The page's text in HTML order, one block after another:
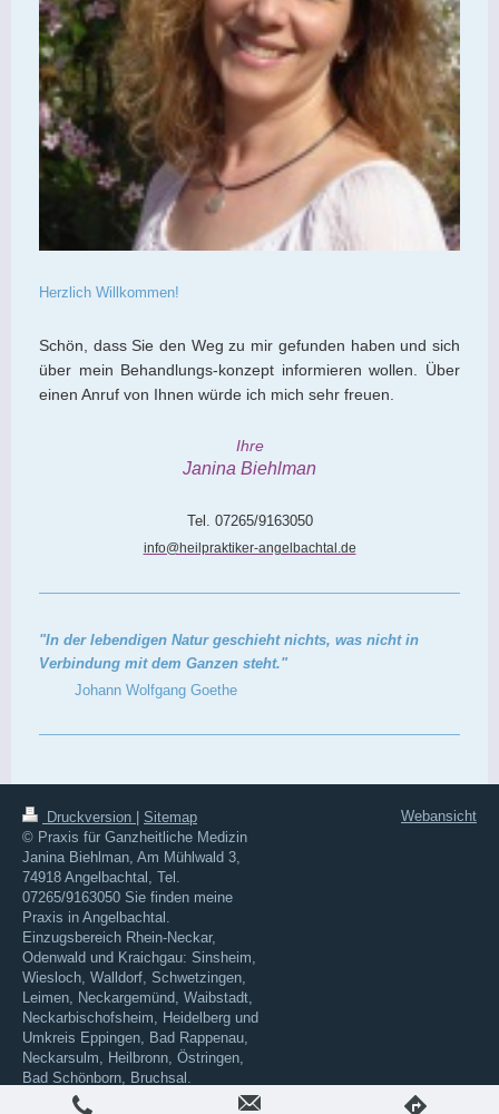
Herzlich Willkommen!
Schön, dass Sie den Weg zu mir gefunden haben und sich
über mein Behandlungs-konzept informieren wollen. Über
einen Anruf von Ihnen würde ich mich sehr freuen.
Ihre
Janina Biehlman
Tel. 07265/9163050
info@heilpraktiker-angelbachtal.de
"In der lebendigen Natur geschieht nichts, was nicht in
Verbindung mit dem Ganzen steht."
Johann Wolfgang Goethe
Druckversion | Sitemap
© Praxis für Ganzheitliche Medizin
Janina Biehlman, Am Mühlwald 3,
74918 Angelbachtal, Tel.
07265/9163050 Sie finden meine
Praxis in Angelbachtal.
Einzugsbereich Rhein-Neckar,
Odenwald und Kraichgau: Sinsheim,
Wiesloch, Walldorf, Schwetzingen,
Leimen, Neckargemünd, Waibstadt,
Neckarbischofsheim, Heidelberg und
Umkreis Eppingen, Bad Rappenau,
Neckarsulm, Heilbronn, Östringen,
Bad Schönborn, Bruchsal.
Webansicht